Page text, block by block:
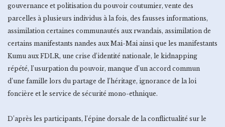
gouvernance et politisation du pouvoir coutumier, vente des
parcelles à plusieurs individus à la fois, des fausses informations,
assimilation certaines communautés aux rwandais, assimilation de
certains manifestants nandes aux Mai-Mai ainsi que les manifestants
Kumu aux FDLR, une crise d’identité nationale, le kidnapping
répété, l’usurpation du pouvoir, manque d’un accord commun
d’une famille lors du partage de l’héritage, ignorance de la loi
foncière et le service de sécurité mono-ethnique.
D’après les participants, l’épine dorsale de la conflictualité sur le